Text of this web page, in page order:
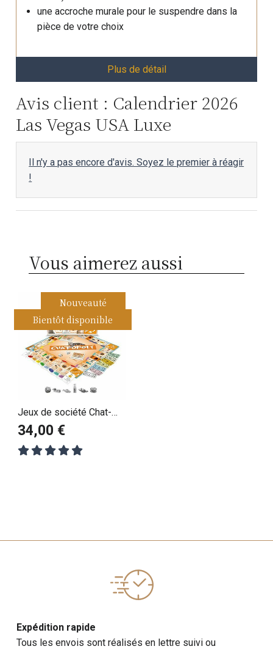
une accroche murale pour le suspendre dans la
pièce de votre choix
Plus de détail
Avis client : Calendrier 2026
Las Vegas USA Luxe
Il n'y a pas encore d'avis. Soyez le premier à réagir
!
Vous aimerez aussi
Nouveauté
Jeux de société Chat-
Opoly
34,00 €
Bientôt disponible
Expédition rapide
Tous les envois sont réalisés en lettre suivi ou